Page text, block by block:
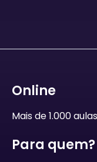
Online
Mais de 1.000
Para quem?